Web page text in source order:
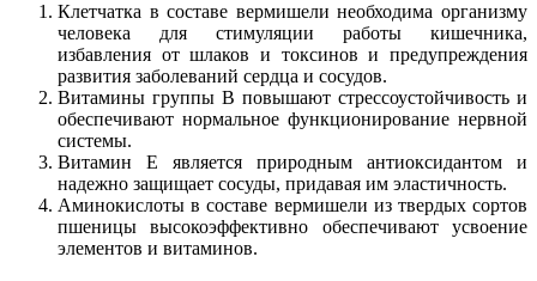
Клетчатка в составе вермишели необходима организму
человека для стимуляции работы кишечника,
избавления от шлаков и токсинов и предупреждения
развития заболеваний сердца и сосудов.
Витамины группы В повышают стрессоустойчивость и
обеспечивают нормальное функционирование нервной
системы.
Витамин Е является природным антиоксидантом и
надежно защищает сосуды, придавая им эластичность.
Аминокислоты в составе вермишели из твердых сортов
пшеницы высокоэффективно обеспечивают усвоение
элементов и витаминов.